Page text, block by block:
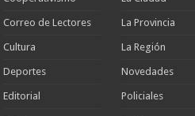
Correo de Lectores
Cultura
Deportes
Editorial
La Provincia
La Región
Novedades
Policiales